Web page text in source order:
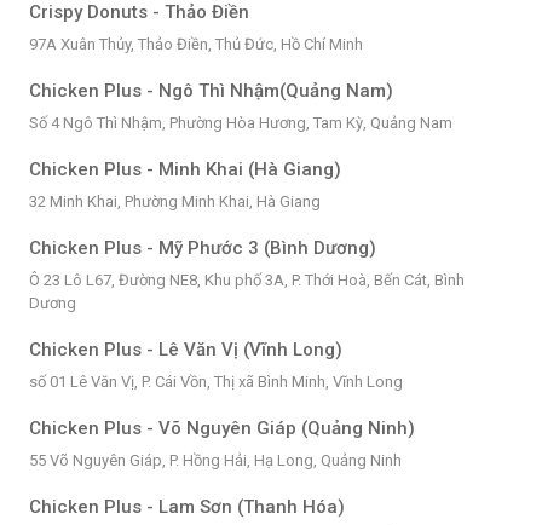
Crispy Donuts - Thảo Điền
97A Xuân Thủy, Thảo Điền, Thủ Đức, Hồ Chí Minh
Chicken Plus - Ngô Thì Nhậm(Quảng Nam)
Số 4 Ngô Thì Nhậm, Phường Hòa Hương, Tam Kỳ, Quảng Nam
Chicken Plus - Minh Khai (Hà Giang)
32 Minh Khai, Phường Minh Khai, Hà Giang
Chicken Plus - Mỹ Phước 3 (Bình Dương)
Ô 23 Lô L67, Đường NE8, Khu phố 3A, P. Thới Hoà, Bến Cát, Bình
Dương
Chicken Plus - Lê Văn Vị (Vĩnh Long)
số 01 Lê Văn Vị, P. Cái Vồn, Thị xã Bình Minh, Vĩnh Long
Chicken Plus - Võ Nguyên Giáp (Quảng Ninh)
55 Võ Nguyên Giáp, P. Hồng Hải, Hạ Long, Quảng Ninh
Chicken Plus - Lam Sơn (Thanh Hóa)